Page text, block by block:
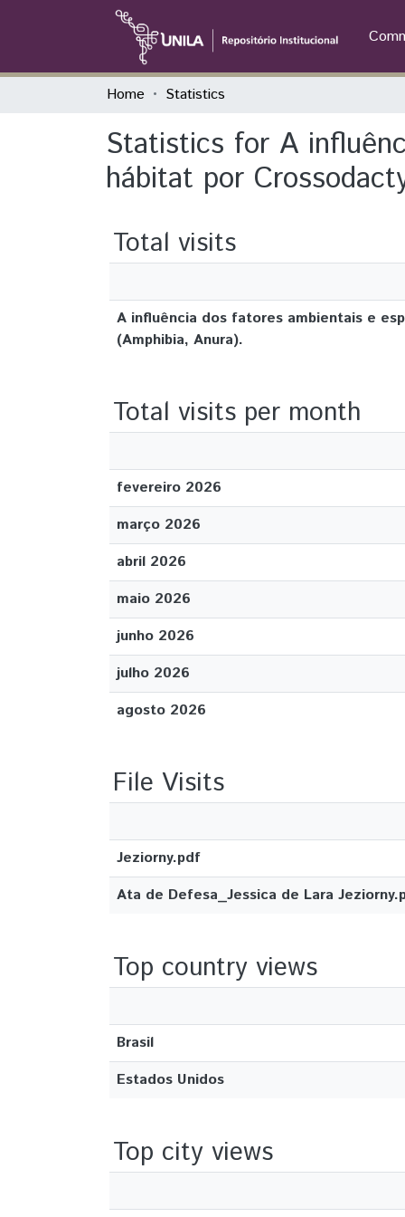
Home Statistics
Statistics for A
hábitat por
Total visits
A influência dos fatores ambientais e
(Amphibia, Anura).
Total visits per month
fevereiro 2026
março 2026
abril 2026
maio 2026
junho 2026
julho 2026
agosto 2026
File Visits
Jeziorny.pdf
Ata de Defesa_Jessica de Lara
Top country views
Brasil
Estados Unidos
Top city views